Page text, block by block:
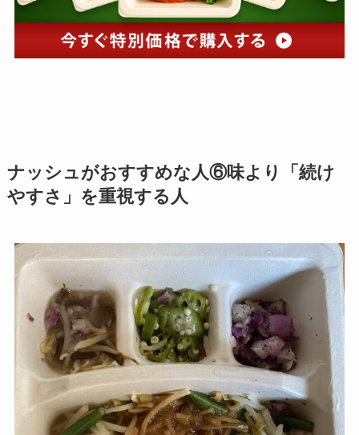
ナッシュがおすすめな人⑥味より「続け
やすさ」を重視する人